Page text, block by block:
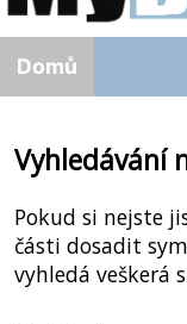
Domů
Vyhledávání
Pokud si nejste
části dosadit
vyhledá veškerá